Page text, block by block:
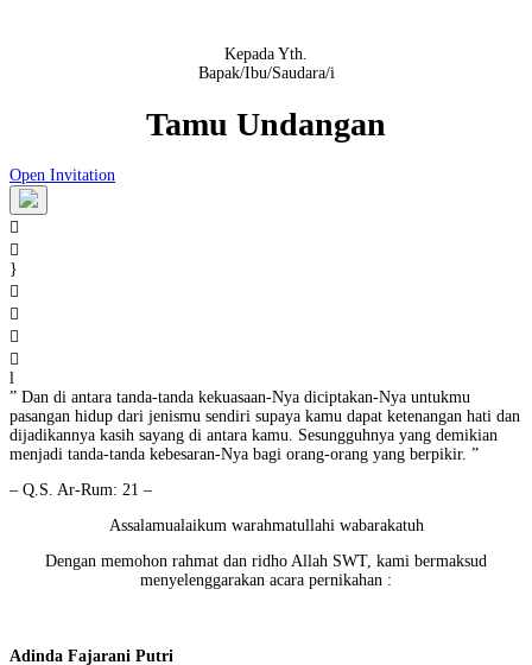
Kepada Yth.
Bapak/Ibu/Saudara/i
Tamu Undangan
Open Invitation


}




l
” Dan di antara tanda-tanda kekuasaan-Nya diciptakan-Nya untukmu
pasangan hidup dari jenismu sendiri supaya kamu dapat ketenangan hati dan
dijadikannya kasih sayang di antara kamu. Sesungguhnya yang demikian
menjadi tanda-tanda kebesaran-Nya bagi orang-orang yang berpikir. ”
– Q.S. Ar-Rum: 21 –
Assalamualaikum warahmatullahi wabarakatuh
Dengan memohon rahmat dan ridho Allah SWT, kami bermaksud
menyelenggarakan acara pernikahan :
Adinda Fajarani Putri